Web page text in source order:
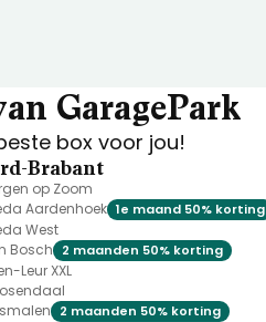
GaragePark
box voor jou!
Brabant
op Zoom
Aardenhoek 1e maand 50% korting
West
Bosch
2 maanden 50% korting
Leur XXL
2 maanden 50% korting